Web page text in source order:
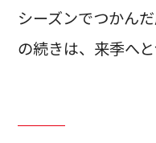
シーズンでつかん
の続きは、来季へと